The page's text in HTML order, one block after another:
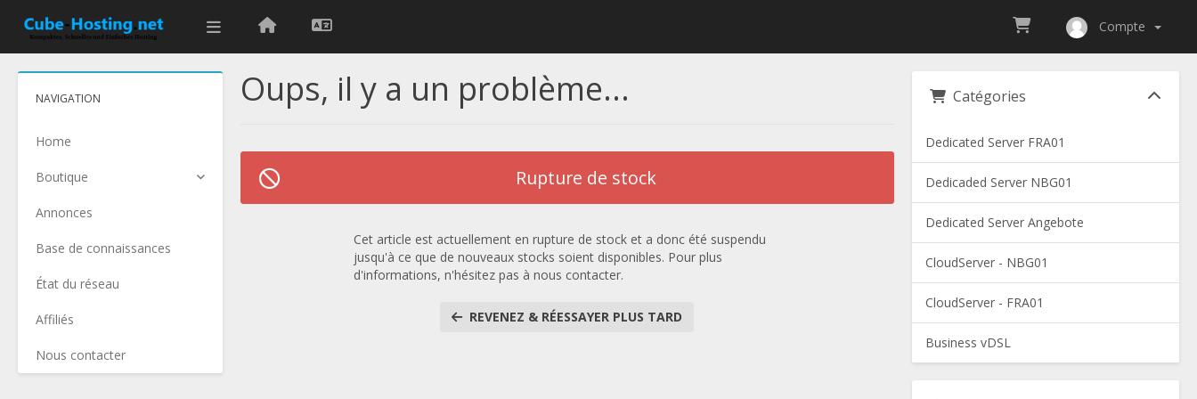
Compte
NAVIGATION
Home
Boutique
Annonces
Base de connaissances
État du réseau
Affiliés
Nous contacter
Oups, il y a un problème...
Rupture de stock
Cet article est actuellement en rupture de stock et a donc été suspendu
jusqu'à ce que de nouveaux stocks soient disponibles. Pour plus
d'informations, n'hésitez pas à nous contacter.
REVENEZ & RÉESSAYER PLUS TARD
Catégories
Dedicated Server FRA01
Dedicaded Server NBG01
Dedicated Server Angebote
CloudServer - NBG01
CloudServer - FRA01
Business vDSL